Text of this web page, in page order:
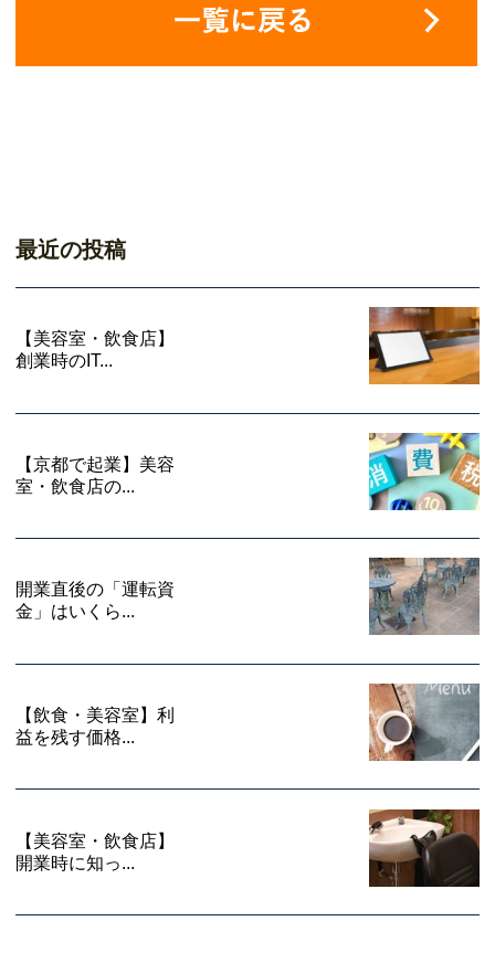
最近の投稿
【美容室・飲食店】
創業時のIT...
【京都で起業】美容
室・飲食店の...
開業直後の「運転資
金」はいくら...
【飲食・美容室】利
益を残す価格...
【美容室・飲食店】
開業時に知っ...